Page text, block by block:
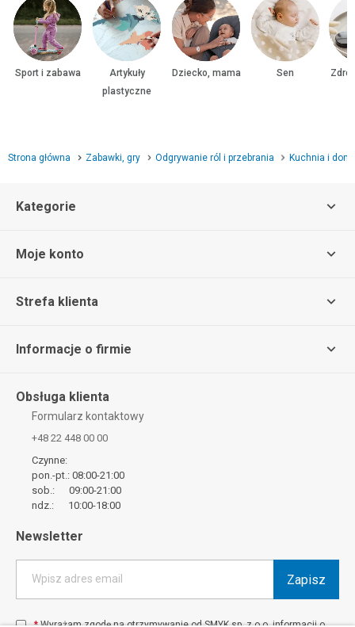
Sport i zabawa
Artykuły
plastyczne
Dziecko, mama Sen
Strona główna Zabawki, gry Odgrywanie ról i przebrania Kuchnia i dom
Kategorie
Moje konto
Strefa klienta
Informacje o firmie
Obsługa klienta
Formularz kontaktowy
+48 22 448 00 00
Czynne:
pon.-pt.: 08:00-21:00
sob.: 09:00-21:00
ndz.: 10:00-18:00
Newsletter
Wpisz adres email Zapisz
*Wyrażam zgodę na otrzymywanie od SMYK sp. z o.o. informacji o